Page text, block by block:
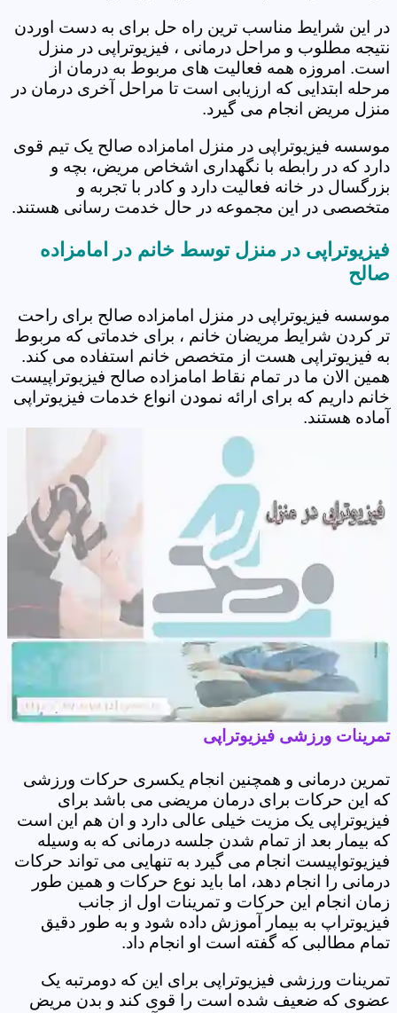
در این شرایط مناسب ترین راه حل برای به دست اوردن
نتیجه مطلوب و مراحل درمانی ، فیزیوتراپی در منزل
است. امروزه همه فعالیت های مربوط به درمان از
مرحله ابتدایی که ارزیابی است تا مراحل آخری درمان در
منزل مریض انجام می گیرد.
موسسه فیزیوتراپی در منزل امامزاده صالح یک تیم قوی
دارد که در رابطه با نگهداری اشخاص مریض، بچه و
بزرگسال در خانه فعالیت دارد و کادر با تجربه و
متخصصی در این مجموعه در حال خدمت رسانی هستند.
فیزیوتراپی در منزل توسط خانم در امامزاده
صالح
موسسه فیزیوتراپی در منزل امامزاده صالح برای راحت
تر کردن شرایط مریضان خانم ، برای خدماتی که مربوط
به فیزیوتراپی هست از متخصص خانم استفاده می کند.
همین الان ما در تمام نقاط امامزاده صالح فیزیوتراپیست
خانم داریم که برای ارائه نمودن انواع خدمات فیزیوتراپی
آماده هستند.
تمرینات ورزشی فیزیوتراپی
تمرین درمانی و همچنین انجام یکسری حرکات ورزشی
که این حرکات برای درمان مریضی می باشد برای
فیزیوتراپی یک مزیت خیلی عالی دارد و ان هم این است
که بیمار بعد از تمام شدن جلسه درمانی که به وسیله
فیزیوتواپیست انجام می گیرد به تنهایی می تواند حرکات
درمانی را انجام دهد، اما باید نوع حرکات و همین طور
زمان انجام این حرکات و تمرینات اول از جانب
فیزیوتراپ به بیمار آموزش داده شود و به طور دقیق
تمام مطالبی که گفته است او انجام داد.
تمرینات ورزشی فیزیوتراپی برای این که دومرتبه یک
عضوی که ضعیف شده است را قوی کند و بدن مریض